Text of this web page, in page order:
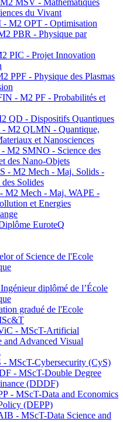
MSV - Mathématiques
du Vivant
M2 OPT - Optimisation
PBR - Physique par
PIC - Projet Innovation
PPF - Physique des Plasmas
- M2 PF - Probabilités et
QD - Dispositifs Quantiques
M2 QLMN - Quantique,
et Nanosciences
M2 SMNO - Science des
des Nano-Objets
- M2 Mech - Maj. Solids -
Solides
M2 Mech - Maj. WAPE -
et Energies
EuroteQ
of Science de l'Ecole
diplômé de l’École
gradué de l'Ecole
- MScT-Artificial
and Advanced Visual
- MScT-Cybersecurity (CyS)
- MScT-Double Degree
(DDDF)
- MScT-Data and Economics
(DEPP)
- MScT-Data Science and